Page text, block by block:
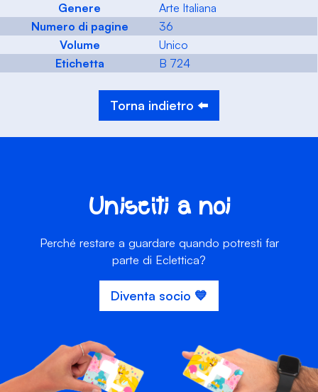
Genere
Arte Italiana
Numero di pagine
36
Volume
Unico
Etichetta
B 724
Torna indietro ⬅️
Unisciti a noi
Perché restare a guardare quando potresti far
parte di Eclettica?
Diventa socio 💙